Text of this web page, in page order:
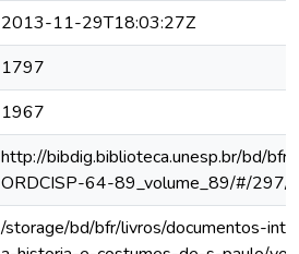
2013-11-29T18:03:27Z
1797
1967
http://bibdig.biblioteca.unesp.br/bd/
ORDCISP-64-89_volume_89/#/297/
/storage/bd/bfr/livros/documentos-